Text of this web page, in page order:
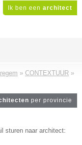
Ik ben een architect
» CONTEXTUUR »
per provincie
sturen naar architect: